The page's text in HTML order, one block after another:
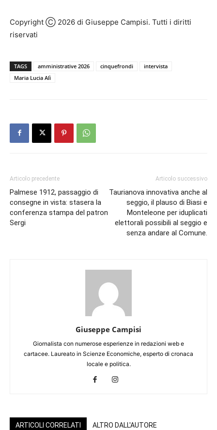
Copyright Ⓒ 2026 di Giuseppe Campisi. Tutti i diritti
riservati
TAGS amministrative 2026 cinquefrondi
intervista
Maria Lucia Alì
Articolo precedente
Palmese 1912, passaggio di
consegne in vista: stasera la
conferenza stampa del patron
Sergi
Articolo successivo
Taurianova innovativa anche al
seggio, il plauso di Biasi e
Monteleone per iduplicati
elettorali possibili al seggio e
senza andare al Comune.
Giuseppe Campisi
Giornalista con numerose esperienze in redazioni web e
cartacee. Laureato in Scienze Economiche, esperto di cronaca
locale e politica.
ARTICOLI CORRELATI ALTRO DALL'AUTORE